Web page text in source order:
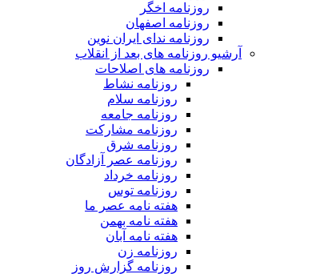
روزنامه اخگر
روزنامه اصفهان
روزنامه ندای ایران نوین
آرشیو روزنامه های بعد از انقلاب
روزنامه های اصلاحات
روزنامه نشاط
روزنامه سلام
روزنامه جامعه
روزنامه مشارکت
روزنامه شرق
روزنامه عصر آزادگان
روزنامه خرداد
روزنامه توس
هفته نامه عصر ما
هفته نامه بهمن
هفته نامه آبان
روزنامه زن
روزنامه گزارش روز